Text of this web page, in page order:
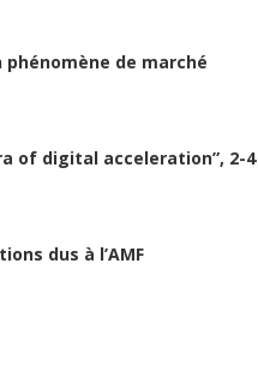
phénomène de marché
of digital acceleration”, 2-
dus à l’AMF